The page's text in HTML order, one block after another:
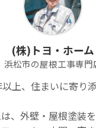
(株)トヨ・ホーム
浜松市の屋根工事専門
上、住まいに寄り
、外壁・屋根塗装